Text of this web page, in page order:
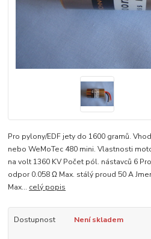
Pro pylony/EDF jety do 1600 gramů.
nebo WeMoTec 480 mini. Vlastnosti
na volt 1360 KV Počet pól. nástavců 6
odpor 0.058 Ω Max. stálý proud 50 A
Max... celý popis
Dostupnost Není skladem